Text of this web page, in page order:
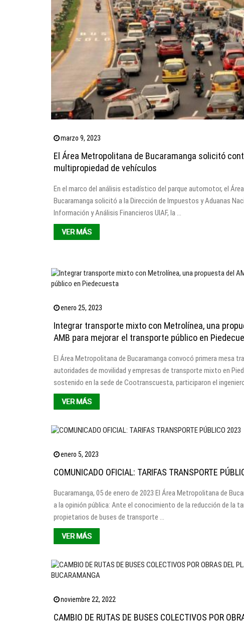
marzo 9, 2023
El Área Metropolitana de Bucaramanga solicitó
multipropiedad de vehículos
En el marco del análisis estadístico del parque automotor, el
Bucaramanga solicitó a la Dirección de Impuestos y Aduanas
Información y Análisis Financieros UIAF, la …
VER MÁS
enero 25, 2023
Integrar transporte mixto con Metrolínea, una
AMB para mejorar el transporte público en
El Área Metropolitana de Bucaramanga convocó primera mesa
autoridades de movilidad y empresas de transporte mixto en
sostenido en la sede de Cootranscuesta, participaron el
VER MÁS
enero 5, 2023
COMUNICADO OFICIAL: TARIFAS TRANSPORTE
Bucaramanga, 05 de enero de 2023 El Área Metropolitana de
a la opinión pública: Ante el conocimiento de la reducción de la
propietarios de buses de transporte …
VER MÁS
noviembre 22, 2022
CAMBIO DE RUTAS DE BUSES COLECTIVOS POR